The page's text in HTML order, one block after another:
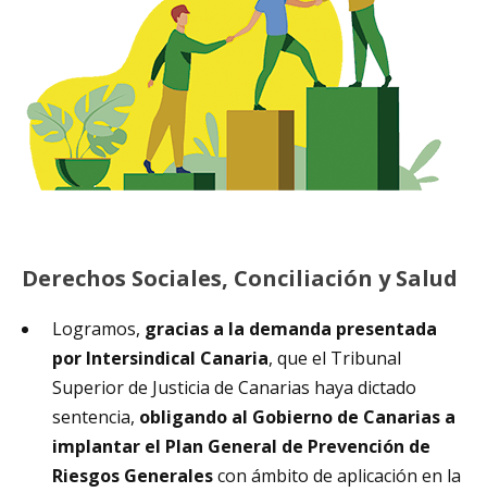
Derechos Sociales, Conciliación y Salud
Logramos, gracias a la demanda presentada
por Intersindical Canaria, que el Tribunal
Superior de Justicia de Canarias haya dictado
sentencia, obligando al Gobierno de Canarias a
implantar el Plan General de Prevención de
Riesgos Generalescon ámbito de aplicación en la